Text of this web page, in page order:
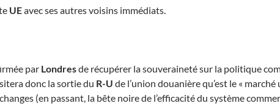
UEavec ses autres voisins immédiats.
par Londresde récupérer la souveraineté sur la politique
donc la sortie du R-U de l’union douanière qu’est le «
(en passant, la bête noire de l’efficacité du système